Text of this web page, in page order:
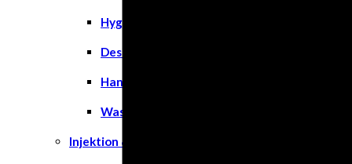
Hygieneartikel
Desinfektion
Handschuhe
Waschlotion
Injektion & Infusion